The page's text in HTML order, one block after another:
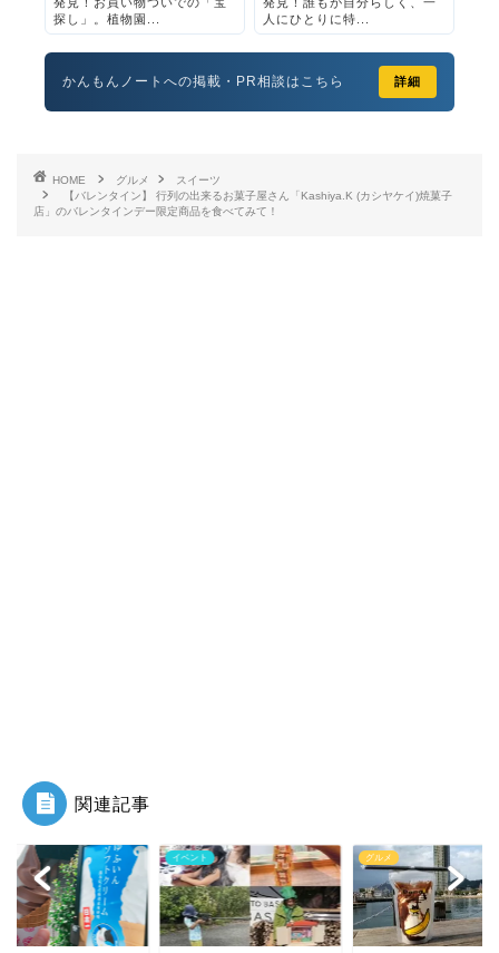
探し」。植物園...
人にひとりに特...
かんもんノートへの掲載・PR相談はこちら 詳細
HOME グルメ
スイーツ
【バレンタイン】 行列の出来るお菓子屋さん「Kashiya.K (カシヤケイ)焼菓子
店」のバレンタインデー限定商品を食べてみて！
関連記事
グルメ グルメ